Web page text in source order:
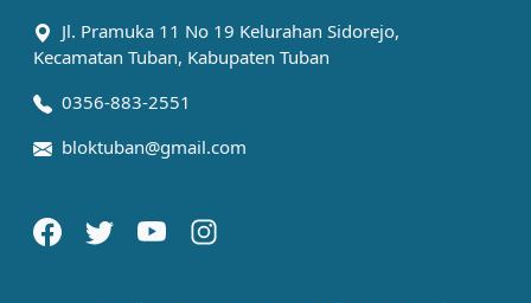
Jl. Pramuka 11 No 19 Kelurahan Sidorejo,
Kecamatan Tuban, Kabupaten Tuban
0356-883-2551
bloktuban@gmail.com